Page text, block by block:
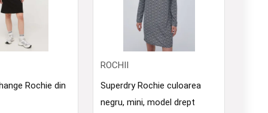
Rochie din
ROCHII
Superdry Rochie culoarea
negru, mini, model drept